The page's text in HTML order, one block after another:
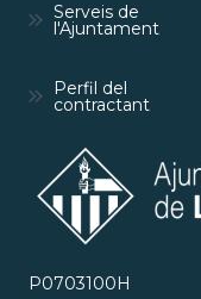
Serveis de
l'Ajuntament
Perfil del
contractant
P0703100H